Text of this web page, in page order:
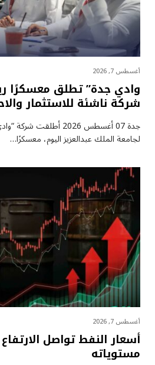
أغسطس 7, 2026
شركة ناشئة للاستثمار
جدة 07 أغسطس 2026
لجامعة الملك عبدالعزيز اليوم، معسكرًا…
أغسطس 7, 2026
أسعار النفط تواصل
مستوياته